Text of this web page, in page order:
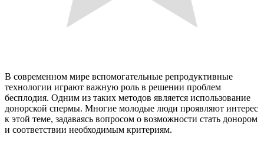
В современном мире вспомогательные репродуктивные
технологии играют важную роль в решении проблем
бесплодия. Одним из таких методов является использование
донорской спермы. Многие молодые люди проявляют интерес
к этой теме, задаваясь вопросом о возможности стать донором
и соответствии необходимым критериям.